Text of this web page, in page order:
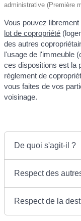
administrative (Première
Vous pouvez
lot de copropriété
des autres
l'usage de l'immeuble
ces dispositions est la
règlement de
vous faites de vos
voisinage.
De quoi s'agit-il ?
Respect des
Respect de la